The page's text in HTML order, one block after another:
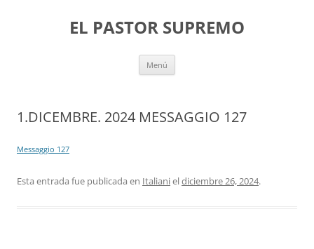
EL PASTOR SUPREMO
Menú
1.DICEMBRE. 2024 MESSAGGIO 127
Messaggio 127
Esta entrada fue publicada en Italianieldiciembre 26, 2024.